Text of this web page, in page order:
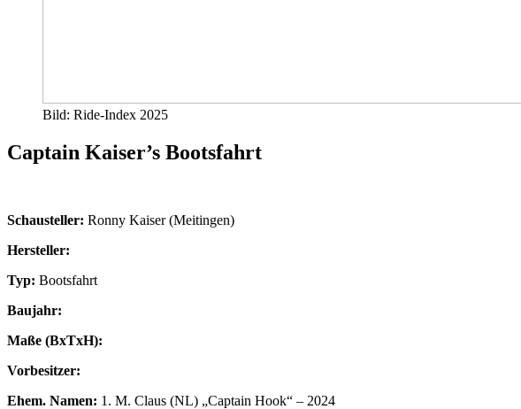
Bild: Ride-Index 2025
Captain Kaiser’s Bootsfahrt
Schausteller: Ronny Kaiser (Meitingen)
Hersteller:
Typ: Bootsfahrt
Baujahr:
Maße (BxTxH):
Vorbesitzer:
Ehem. Namen: 1. M. Claus (NL) „Captain Hook“ – 2024